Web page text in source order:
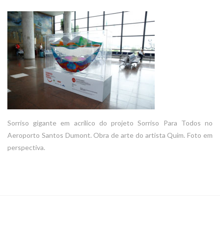
Sorriso gigante em acrílico do projeto Sorriso Para Todos no
Aeroporto Santos Dumont. Obra de arte do artista Quim. Foto em
perspectiva.